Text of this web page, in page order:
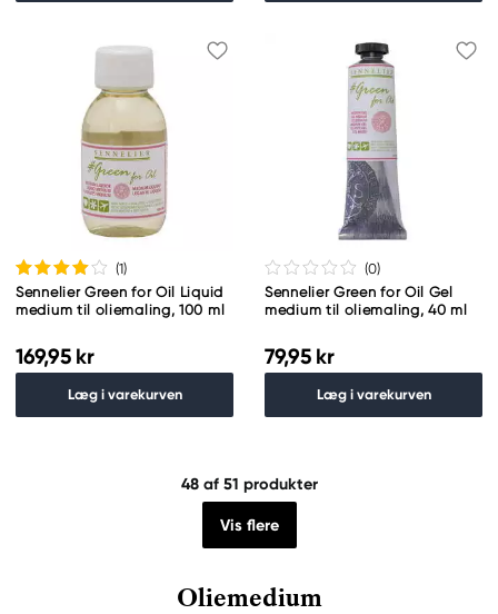
(1)
Sennelier Green for Oil Liquid
medium til oliemaling, 100 ml
169,95 kr
Læg i varekurven
(0)
Sennelier Green for Oil Gel
medium til oliemaling, 40 ml
79,95 kr
Læg i varekurven
48af 51 produkter
Vis flere
Oliemedium